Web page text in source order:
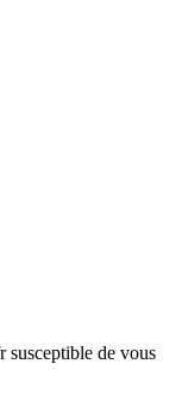
susceptible de vous